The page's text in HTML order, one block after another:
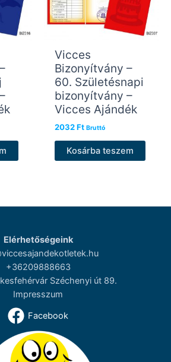
Vicces
Bizonyítvány –
60. Születésnapi
bizonyítvány –
Vicces Ajándék
2032Ft Bruttó
Kosárba teszem
Elérhetőségeink
+36209888663
Széchenyi út 89.
Impresszum
Facebook